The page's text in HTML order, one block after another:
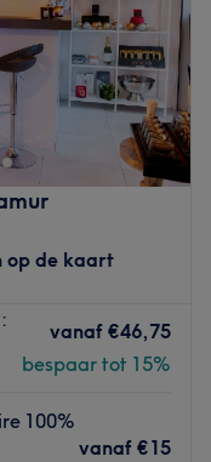
op de kaart
vanaf €46,75
bespaar tot 15%
100%
vanaf €15